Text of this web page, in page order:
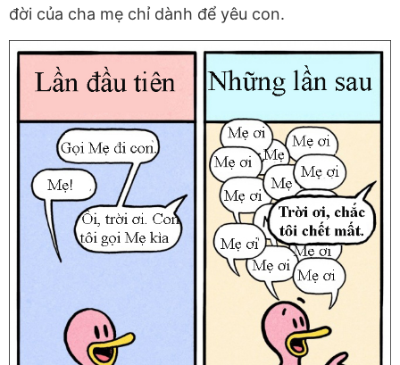
đời của cha mẹ chỉ dành để yêu con.